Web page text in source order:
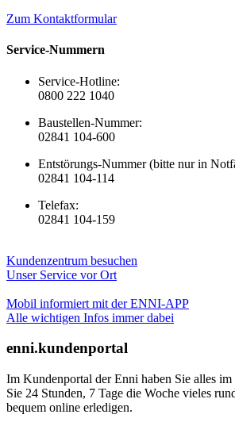
Zum Kontaktformular
Service-Nummern
Service-Hotline:
0800 222 1040
Baustellen-Nummer:
02841 104-600
Entstörungs-Nummer (bitte nur in
02841 104-114
Telefax:
02841 104-159
Kundenzentrum besuchen
Unser Service vor Ort
Mobil informiert mit der ENNI-APP
Alle wichtigen Infos immer dabei
enni.kundenportal
Im Kundenportal der Enni haben Sie alles
Sie 24 Stunden, 7 Tage die Woche vieles
bequem online erledigen.